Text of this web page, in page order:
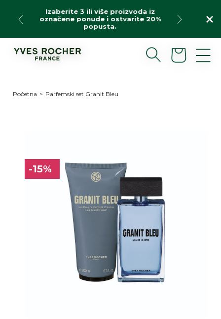
sadržaj
Izaberite 3 ili više proizvoda iz
označene ponude i ostvarite 20%
popusta.
Početna > Parfemski set Granit Bleu
proizvodu
-15%